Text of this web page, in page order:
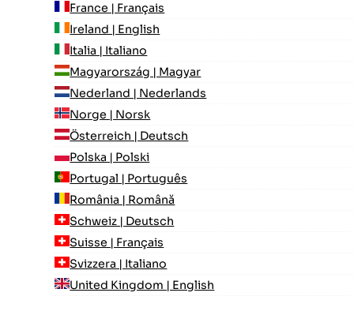
France | Français
Ireland | English
Italia | Italiano
Magyarország | Magyar
Nederland | Nederlands
Norge | Norsk
Österreich | Deutsch
Polska | Polski
Portugal | Português
România | Română
Schweiz | Deutsch
Suisse | Français
Svizzera | Italiano
United Kingdom | English